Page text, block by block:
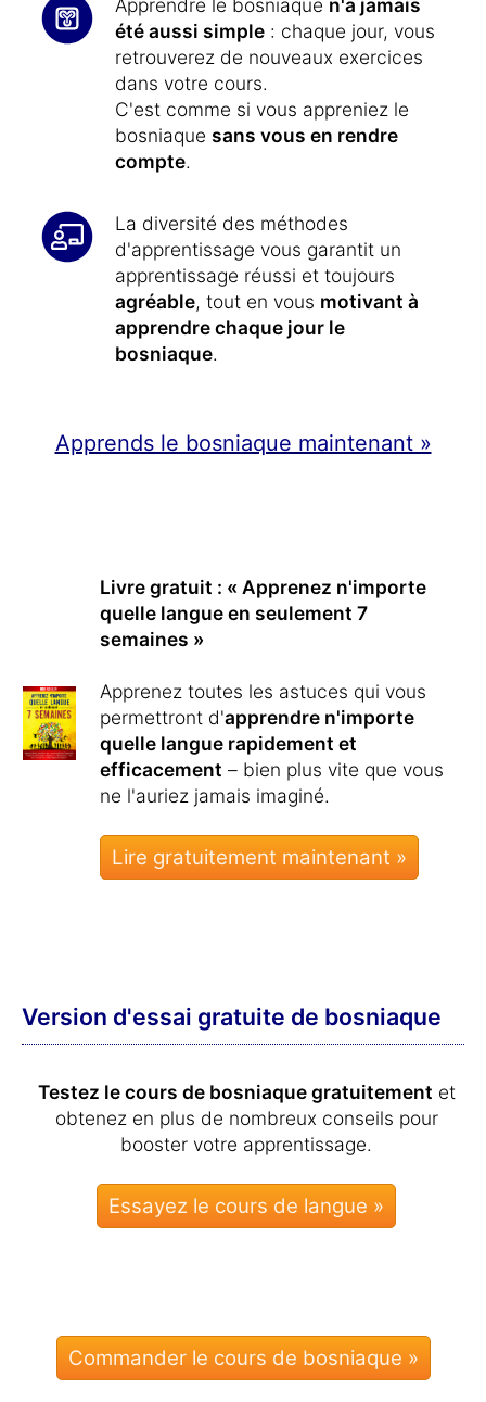
Apprendre le bosniaque n'a jamais
été aussi simple : chaque jour, vous
retrouverez de nouveaux exercices
dans votre cours.
C'est comme si vous appreniez le
bosniaque sans vous en rendre
compte.
La diversité des méthodes
d'apprentissage vous garantit un
apprentissage réussi et toujours
agréable, tout en vous motivant à
apprendre chaque jour le
bosniaque.
Apprends le bosniaque maintenant »
Livre gratuit : « Apprenez n'importe
quelle langue en seulement 7
semaines »
Apprenez toutes les astuces qui vous
permettront d'apprendre n'importe
quelle langue rapidement et
efficacement – bien plus vite que vous
ne l'auriez jamais imaginé.
Lire gratuitement maintenant »
Version d'essai gratuite de bosniaque
Testez le cours de bosniaque gratuitement et
obtenez en plus de nombreux conseils pour
booster votre apprentissage.
Commander le cours de bosniaque »